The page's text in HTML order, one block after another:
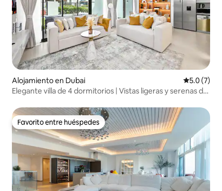
Alojamiento en Dubai
5.0 (7)
Elegante villa de 4 dormitorios | Vistas ligeras y serenas del
Favorito entre huéspedes
Favorito entre huéspedes